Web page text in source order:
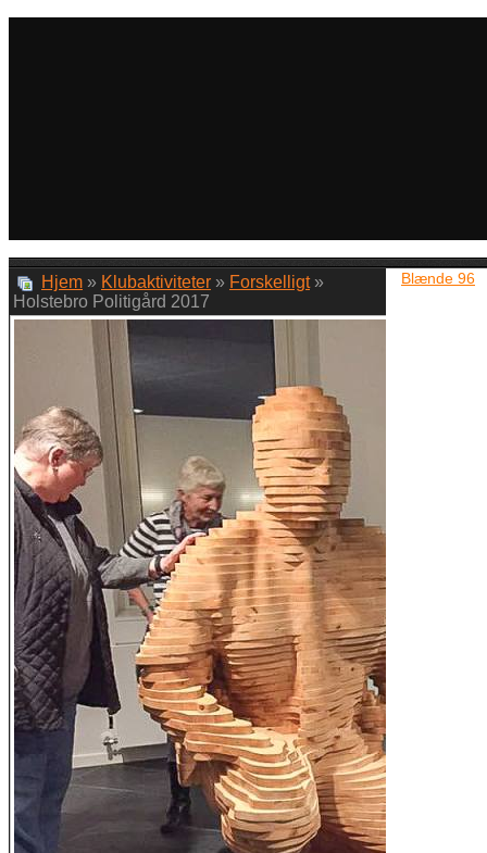
Blænde 96
Hjem » Klubaktiviteter » Forskelligt»
Holstebro Politigård 2017